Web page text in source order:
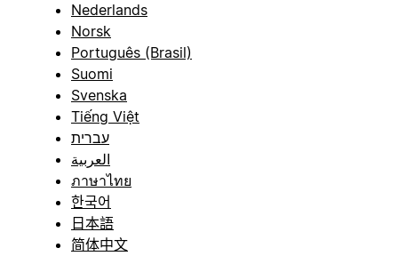
Nederlands
Norsk
Português (Brasil)
Suomi
Svenska
Tiếng Việt
עברית
العربية
ภาษาไทย
한국어
日本語
简体中文